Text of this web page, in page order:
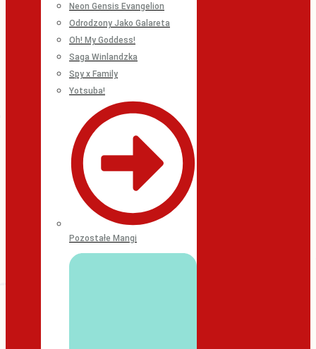
Neon Gensis Evangelion
Odrodzony Jako Galareta
Oh! My Goddess!
Saga Winlandzka
Spy x Family
Yotsuba!
Pozostałe Mangi